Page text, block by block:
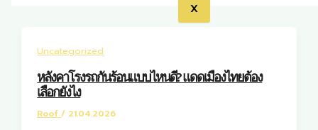
X
Uncategorized
หลังคาโรงรถกันร้อนแบบไหนดี? แดดเมืองไทยต้อง
เลือกยังไง
Roof/ 21.04.2026